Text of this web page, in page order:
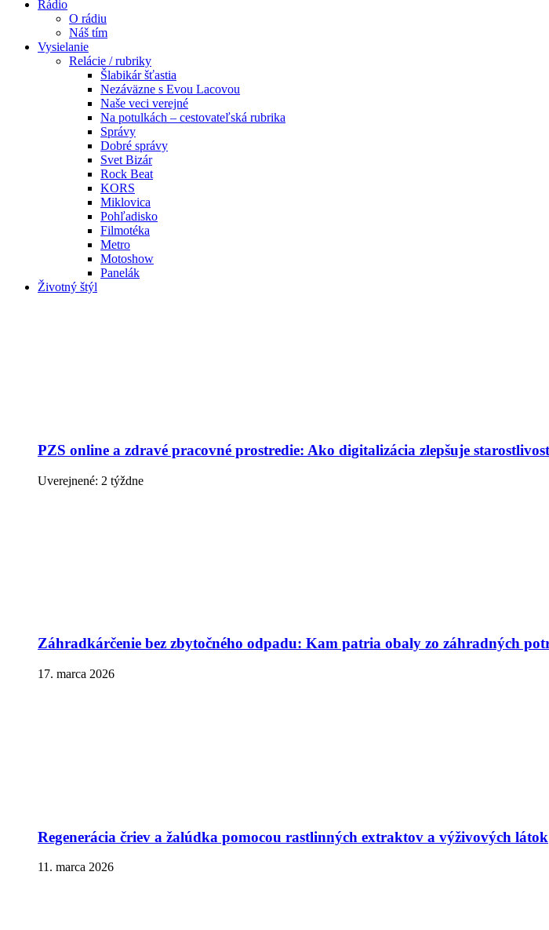
Rádio
O rádiu
Náš tím
Vysielanie
Relácie / rubriky
Šlabikár šťastia
Nezáväzne s Evou Lacovou
Naše veci verejné
Na potulkách – cestovateľská rubrika
Správy
Dobré správy
Svet Bizár
Rock Beat
KORS
Miklovica
Pohľadisko
Filmotéka
Metro
Motoshow
Panelák
Životný štýl
PZS online a zdravé pracovné prostredie: Ako digitalizácia zlepšuje
Uverejnené: 2 týždne
Záhradkárčenie bez zbytočného odpadu: Kam patria obaly zo záhradných
17. marca 2026
Regenerácia čriev a žalúdka pomocou rastlinných extraktov a výživových látok
11. marca 2026